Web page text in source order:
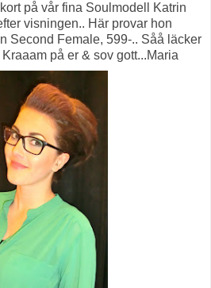
på vår fina Soulmodell Katrin
visningen.. Här provar hon
Second Female, 599-.. Såå läcker
på er & sov gott...Maria